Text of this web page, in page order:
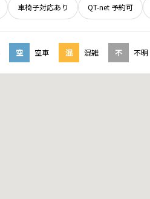
車椅子対応あり QT-net 予約可
空 空車 混 混雑 不 不明